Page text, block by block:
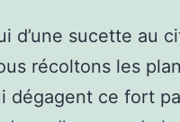
d’une sucette au
récoltons les
dégagent ce fort